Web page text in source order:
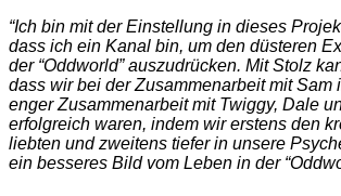
“Ich bin mit der Einstellung in dieses
dass ich ein Kanal bin, um den düsteren
der “Oddworld” auszudrücken. Mit Stolz
dass wir bei der Zusammenarbeit mit Sam
enger Zusammenarbeit mit Twiggy, Dale
erfolgreich waren, indem wir erstens den
liebten und zweitens tiefer in unsere
ein besseres Bild vom Leben in der